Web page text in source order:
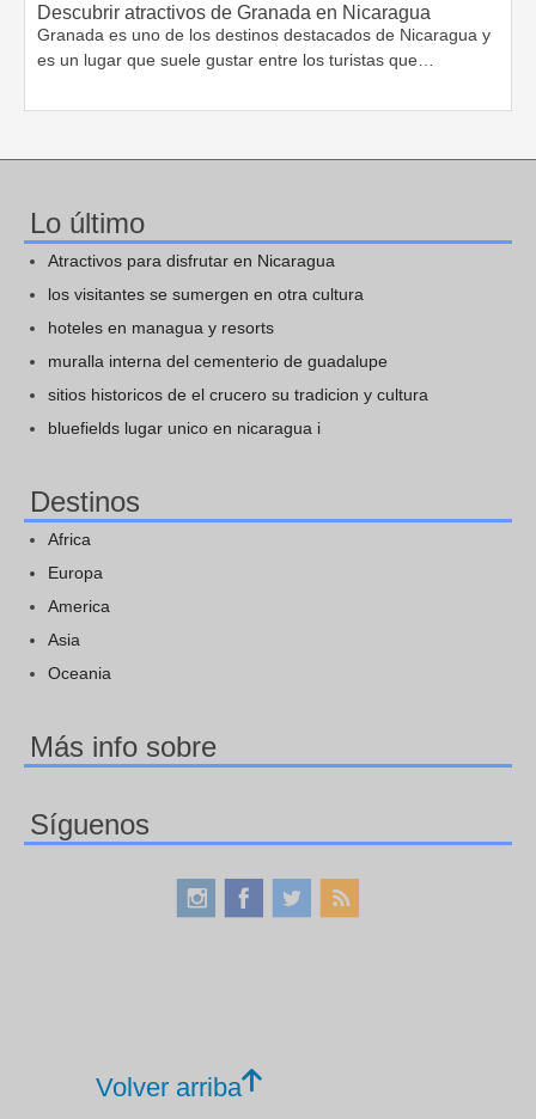
Descubrir atractivos de Granada en Nicaragua
Granada es uno de los destinos destacados de Nicaragua y
es un lugar que suele gustar entre los turistas que…
Lo último
Atractivos para disfrutar en Nicaragua
los visitantes se sumergen en otra cultura
hoteles en managua y resorts
muralla interna del cementerio de guadalupe
sitios historicos de el crucero su tradicion y cultura
bluefields lugar unico en nicaragua i
Destinos
Africa
Europa
America
Asia
Oceania
Más info sobre
Síguenos
Volver arriba